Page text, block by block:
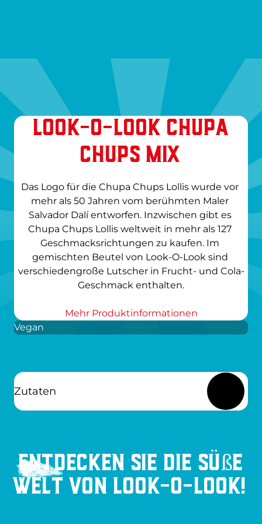
LOOK-O-LOOK CHUPA
CHUPS MIX
Das Logo für die Chupa Chups Lollis wurde vor
mehr als 50 Jahren vom berühmten Maler
Salvador Dalí entworfen. Inzwischen gibt es
Chupa Chups Lollis weltweit in mehr als 127
Geschmacksrichtungen zu kaufen. Im
gemischten Beutel von Look-O-Look sind
verschiedengroße Lutscher in Frucht- und Cola-
Geschmack enthalten.
Mehr Produktinformationen
Vegan
Zutaten
Entdecken Sie die süße
Welt von Look-O-Look!